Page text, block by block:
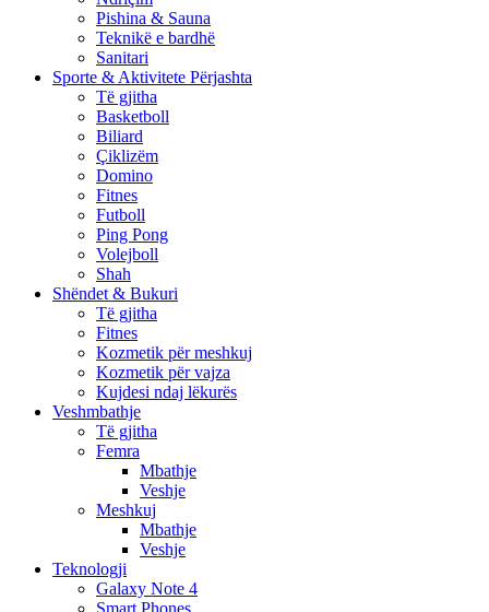
Pishina & Sauna
Teknikë e bardhë
Sanitari
Sporte & Aktivitete Përjashta
Të gjitha
Basketboll
Biliard
Çiklizëm
Domino
Fitnes
Futboll
Ping Pong
Volejboll
Shah
Shëndet & Bukuri
Të gjitha
Fitnes
Kozmetik për meshkuj
Kozmetik për vajza
Kujdesi ndaj lëkurës
Veshmbathje
Të gjitha
Femra
Mbathje
Veshje
Meshkuj
Mbathje
Veshje
Teknologji
Galaxy Note 4
Smart Phones